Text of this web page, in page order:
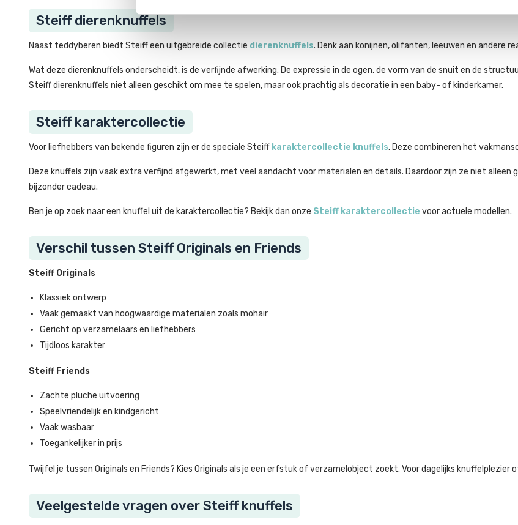
Steiff dierenknuffels
Naast teddyberen biedt Steiff een uitgebreide collectie dierenknuffels. Denk aan konijnen, olifanten, leeuwen en andere
Wat deze dierenknuffels onderscheidt, is de verfijnde afwerking. De expressie in de ogen, de vorm van de snuit en de
Steiff dierenknuffels niet alleen geschikt om mee te spelen, maar ook prachtig als decoratie in een baby- of kinderkamer.
Steiff karaktercollectie
Voor liefhebbers van bekende figuren zijn er de speciale Steiff karaktercollectie knuffels. Deze combineren het
Deze knuffels zijn vaak extra verfijnd afgewerkt, met veel aandacht voor materialen en details. Daardoor zijn ze niet alleen
bijzonder cadeau.
Ben je op zoek naar een knuffel uit de karaktercollectie? Bekijk dan onze Steiff karaktercollectie voor actuele modellen.
Verschil tussen Steiff Originals en Friends
Steiff Originals
Klassiek ontwerp
Vaak gemaakt van hoogwaardige materialen zoals mohair
Gericht op verzamelaars en liefhebbers
Tijdloos karakter
Steiff Friends
Zachte pluche uitvoering
Speelvriendelijk en kindgericht
Vaak wasbaar
Toegankelijker in prijs
Twijfel je tussen Originals en Friends? Kies Originals als je een erfstuk of verzamelobject zoekt. Voor dagelijks knuffelplezier
Veelgestelde vragen over Steiff knuffels